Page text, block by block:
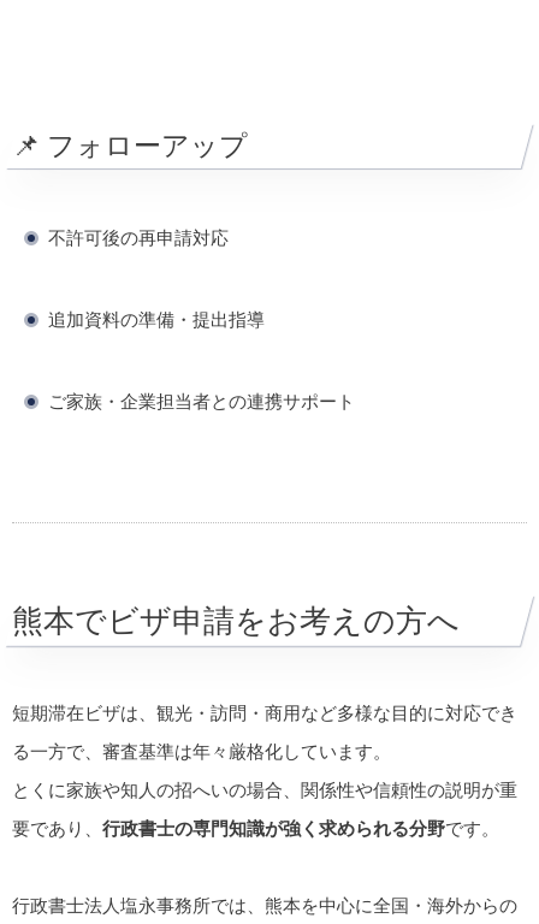
📌 フォローアップ
不許可後の再申請対応
追加資料の準備・提出指導
ご家族・企業担当者との連携サポート
熊本でビザ申請をお考えの方へ
短期滞在ビザは、観光・訪問・商用など多様な目的に対応でき
る一方で、審査基準は年々厳格化しています。
とくに家族や知人の招へいの場合、関係性や信頼性の説明が重
要であり、 行政書士の専門知識が強く求められる分野です。
行政書士法人塩永事務所では、熊本を中心に全国・海外からの